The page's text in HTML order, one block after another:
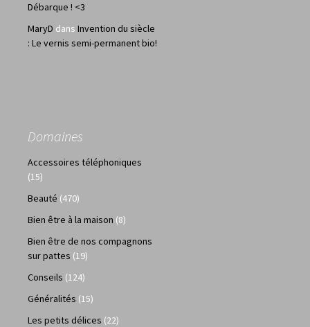
Débarque ! <3
MaryD dans Invention du siècle
: Le vernis semi-permanent bio!
Domaines
Accessoires téléphoniques
(15)
Beauté (470)
Bien être à la maison (8)
Bien être de nos compagnons
sur pattes (19)
Conseils (124)
Généralités (15)
Les petits délices (22)